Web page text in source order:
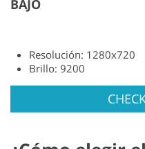
BAJO
Resolución: 1280x720
Brillo: 9200